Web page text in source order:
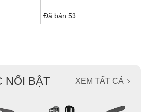
Đã bán 53
NỔI BẬT XEM TẤT CẢ